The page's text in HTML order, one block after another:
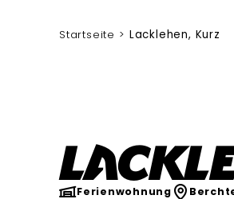
Startseite Lacklehen, Kurz
Ferienwohnung